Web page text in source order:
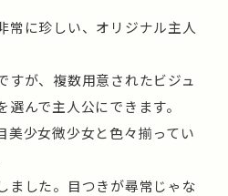
常に珍しい、オリジナル主人
すが、複数用意されたビジュ
んで主人公にできます。
美少女微少女と色々揃ってい
ました。目つきが尋常じゃな